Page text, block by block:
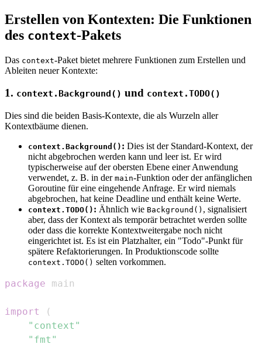
Erstellen von Kontexten: Die Funktionen
des context-Pakets
Das context-Paket bietet mehrere Funktionen zum Erstellen und
Ableiten neuer Kontexte:
1. context.Background() und context.TODO()
Dies sind die beiden Basis-Kontexte, die als Wurzeln aller
Kontextbäume dienen.
context.Background() : Dies ist der Standard-Kontext, der
nicht abgebrochen werden kann und leer ist. Er wird
typischerweise auf der obersten Ebene einer Anwendung
verwendet, z. B. in der main-Funktion oder der anfänglichen
Goroutine für eine eingehende Anfrage. Er wird niemals
abgebrochen, hat keine Deadline und enthält keine Werte.
context.TODO() : Ähnlich wie Background() , signalisiert
aber, dass der Kontext als temporär betrachtet werden sollte
oder dass die korrekte Kontextweitergabe noch nicht
eingerichtet ist. Es ist ein Platzhalter, ein "Todo"-Punkt für
spätere Refaktorierungen. In Produktionscode sollte
context.TODO() selten vorkommen.
package
import
(
"context"
"fmt"